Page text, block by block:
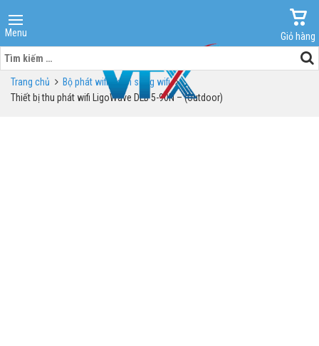
Menu
Giỏ hàng
Tìm
kiếm
cho:Trang chủ
Bộ phát wifi - kích sóng wifi
Thiết bị thu phát wifi LigoWave DLB 5-90N – (Outdoor)